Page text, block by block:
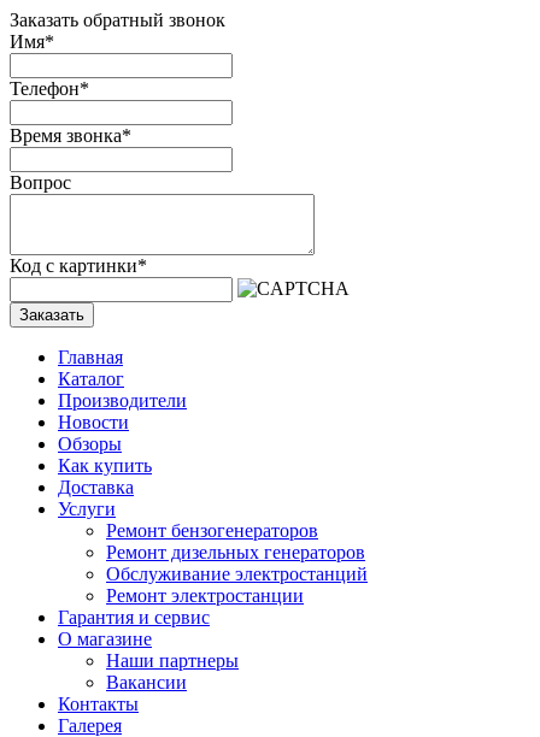
Заказать обратный звонок
Имя*
Телефон*
Время звонка*
Вопрос
Код с картинки*
Заказать
Главная
Каталог
Производители
Новости
Обзоры
Как купить
Доставка
Услуги
Ремонт бензогенераторов
Ремонт дизельных генераторов
Обслуживание электростанций
Ремонт электростанции
Гарантия и сервис
О магазине
Наши партнеры
Вакансии
Контакты
Галерея